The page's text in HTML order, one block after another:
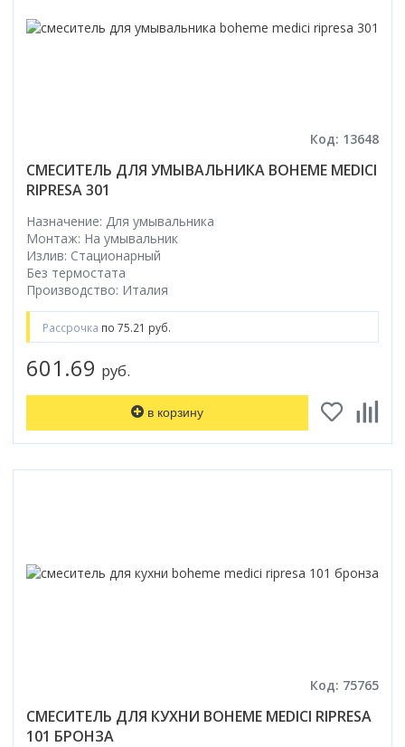
Код: 13648
СМЕСИТЕЛЬ ДЛЯ УМЫВАЛЬНИКА BOHEME MEDICI
RIPRESA 301
Назначение: Для умывальника
Монтаж: На умывальник
Излив: Стационарный
Без термостата
Производство: Италия
Рассрочка по 75.21 руб.
601.69 руб.
в корзину
Код: 75765
СМЕСИТЕЛЬ ДЛЯ КУХНИ BOHEME MEDICI RIPRESA
101 БРОНЗА